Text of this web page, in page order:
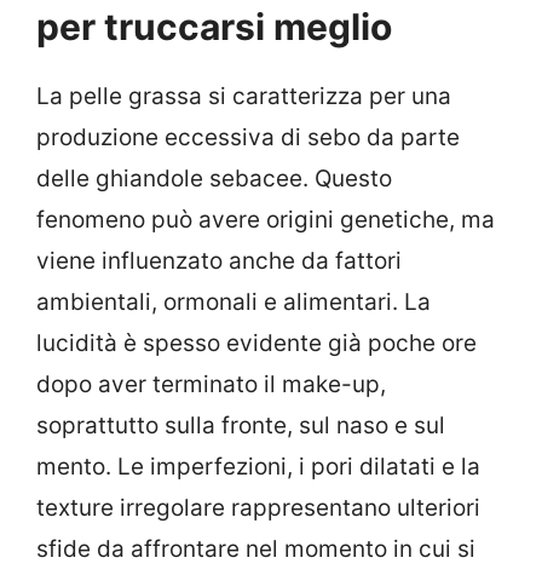
per truccarsi meglio
La pelle grassa si caratterizza per una
produzione eccessiva di sebo da parte
delle ghiandole sebacee. Questo
fenomeno può avere origini genetiche, ma
viene influenzato anche da fattori
ambientali, ormonali e alimentari. La
lucidità è spesso evidente già poche ore
dopo aver terminato il make-up,
soprattutto sulla fronte, sul naso e sul
mento. Le imperfezioni, i pori dilatati e la
texture irregolare rappresentano ulteriori
sfide da affrontare nel momento in cui si